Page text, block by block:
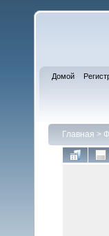
Домой
Главная >